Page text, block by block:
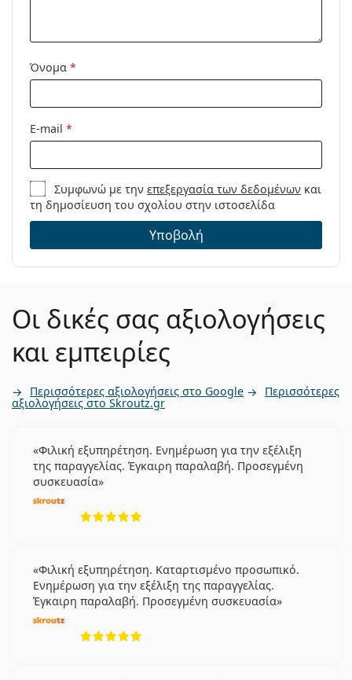
Όνομα *
E-mail *
Συμφωνώ με τηνεπεξεργασία των δεδομένων και
τη δημοσίευση του σχολίου στην ιστοσελίδα
Υποβολή
Οι δικές σας αξιολογήσεις
και εμπειρίες
Περισσότερες αξιολογήσεις στο Google Περισσότερες
αξιολογήσεις στο Skroutz.gr
Φιλική εξυπηρέτηση. Ενημέρωση για την εξέλιξη
της παραγγελίας. Έγκαιρη παραλαβή. Προσεγμένη
συσκευασία
Φιλική εξυπηρέτηση. Καταρτισμένο προσωπικό.
Ενημέρωση για την εξέλιξη της παραγγελίας.
Έγκαιρη παραλαβή. Προσεγμένη συσκευασία